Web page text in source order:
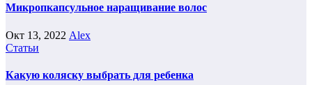
Микропкапсульное наращивание волос
Окт 13, 2022 Alex
Статьи
Какую коляску выбрать для ребенка